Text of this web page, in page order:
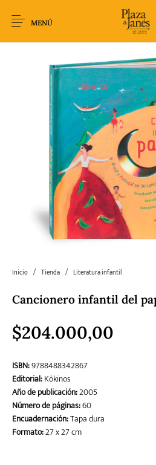
MENÚ
Novedades Arqueología
Ciencia Crimen Thriller
Fantasía Ficción
Literatura juvenil
Literatura
Teatro
Inicio / Tienda / Literatura infantil
Cancionero infantil del
$204.000,00
ISBN:9788488342867
Editorial:Kókinos
Año de publicación:2005
Número de páginas:60
Encuadernación:Tapa dura
Formato:27 x 27 cm